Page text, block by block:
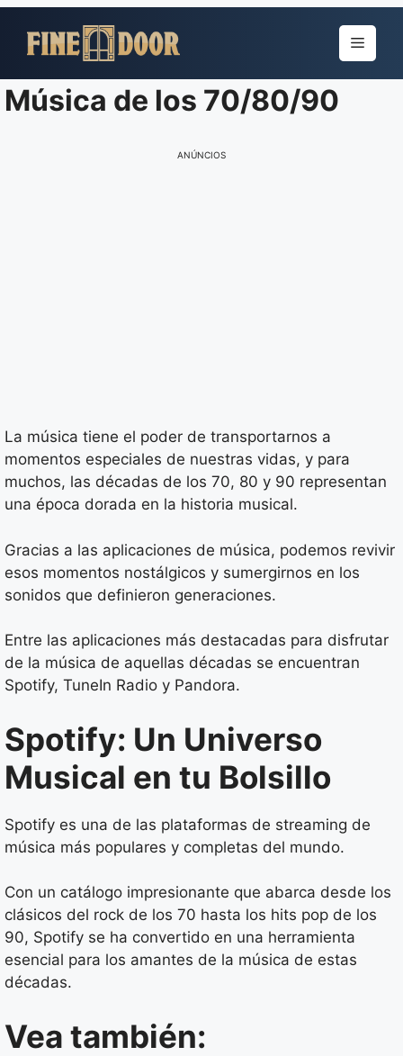
para
conteúdo
Menu
Música de los 70/80/90
ANÚNCIOS
La música tiene el poder de transportarnos a
momentos especiales de nuestras vidas, y para
muchos, las décadas de los 70, 80 y 90 representan
una época dorada en la historia musical.
Gracias a las aplicaciones de música, podemos revivir
esos momentos nostálgicos y sumergirnos en los
sonidos que definieron generaciones.
Entre las aplicaciones más destacadas para disfrutar
de la música de aquellas décadas se encuentran
Spotify, TuneIn Radio y Pandora.
Spotify: Un Universo
Musical en tu Bolsillo
Spotify es una de las plataformas de streaming de
música más populares y completas del mundo.
Con un catálogo impresionante que abarca desde los
clásicos del rock de los 70 hasta los hits pop de los
90, Spotify se ha convertido en una herramienta
esencial para los amantes de la música de estas
décadas.
Vea también: